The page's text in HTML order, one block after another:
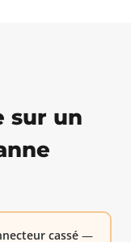
sur un
cassé—